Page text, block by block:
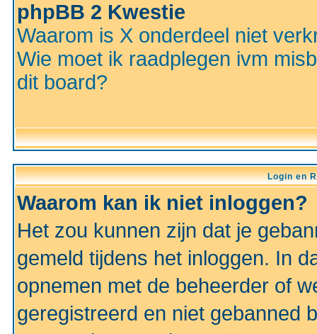
phpBB 2 Kwestie
Waarom is X onderdeel niet
Wie moet ik raadplegen ivm
dit board?
Login en
Waarom kan ik niet inloggen?
Het zou kunnen zijn dat je
gemeld tijdens het inloggen. In
opnemen met de beheerder of
geregistreerd en niet gebanned